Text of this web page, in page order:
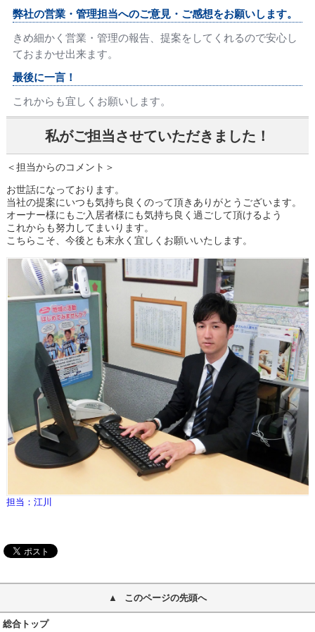
弊社の営業・管理担当へのご意見・ご感想をお願いします。
きめ細かく営業・管理の報告、提案をしてくれるので安心し
ておまかせ出来ます。
最後に一言！
これからも宜しくお願いします。
私がご担当させていただきました！
＜担当からのコメント＞
お世話になっております。
当社の提案にいつも気持ち良くのって頂きありがとうございます。
オーナー様にもご入居者様にも気持ち良く過ごして頂けるよう
これからも努力してまいります。
こちらこそ、今後とも末永く宜しくお願いいたします。
担当：江川
このページの先頭へ
総合トップ